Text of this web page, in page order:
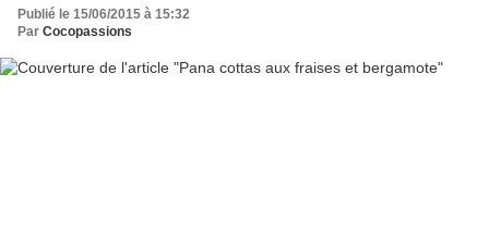
Publié le 15/06/2015 à 15:32
Par Cocopassions